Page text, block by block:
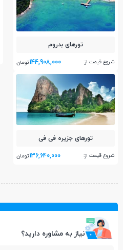
تور‌های بدروم
شروع قیمت از: 144,908,000تومان
تور‌های جزیره فی فی
شروع قیمت از: 136,640,000تومان
نیاز به مشاوره دارید؟